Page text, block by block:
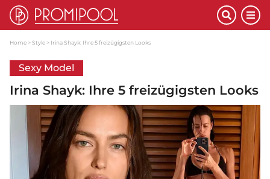
Home Style Irina Shayk: Ihre 5 freizügigsten Looks
Sexy Model
Irina Shayk: Ihre 5 freizügigsten Looks